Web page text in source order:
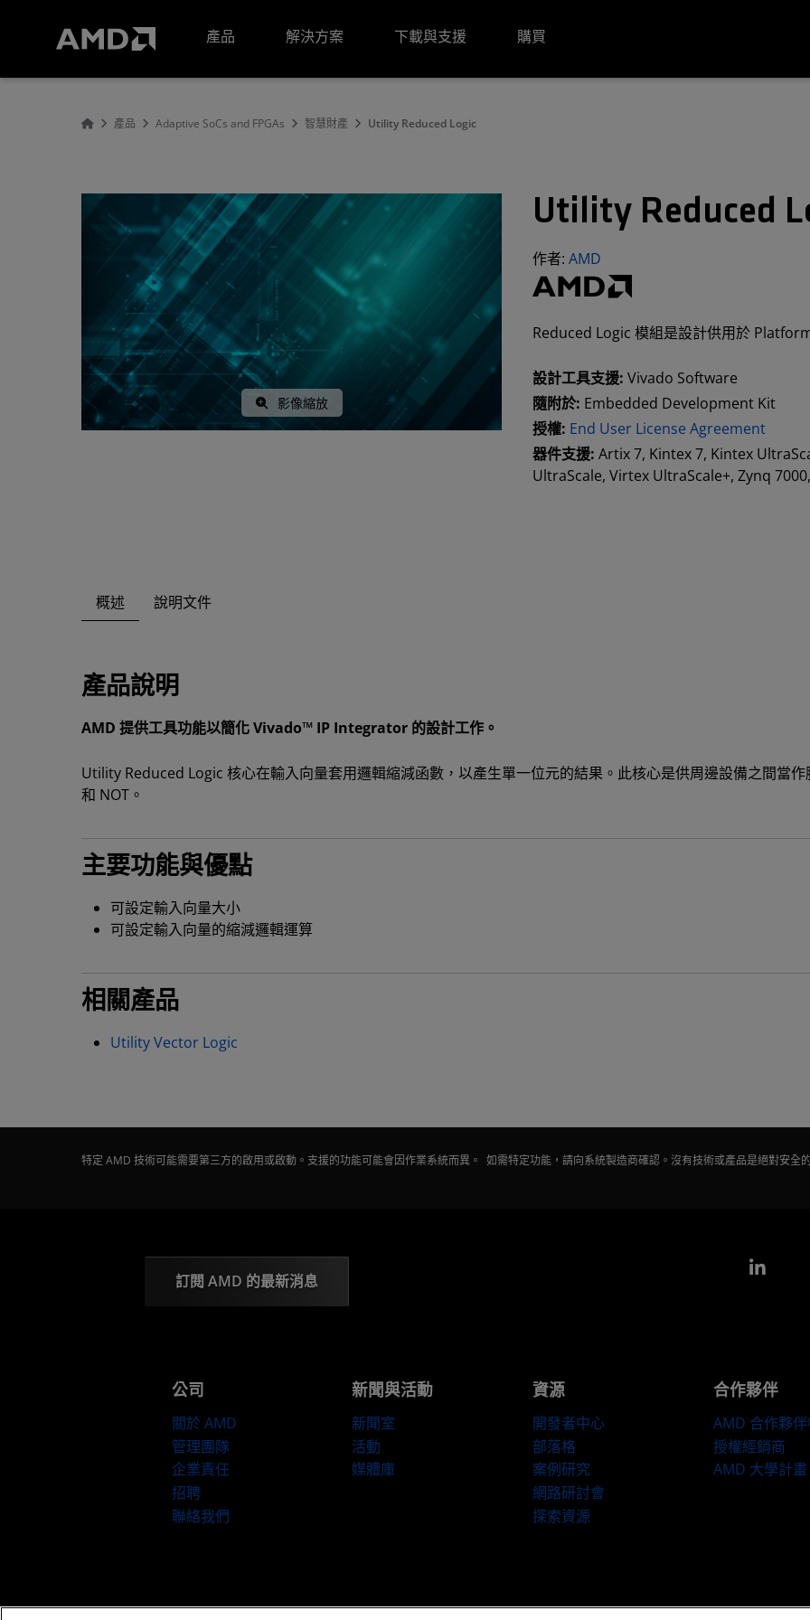
產品
解決方案 下載與支援 購買
產品 Adaptive SoCs and FPGAs 智慧財產 Utility Reduced Logic
影像縮放
Utility Reduced
作者:AMD
Reduced Logic 模組是設計供用於
設計工具支援:Vivado Software
隨附於: Embedded Development Kit
授權: End User License Agreement
器件支援:Artix 7, Kintex 7, Kintex
UltraScale, Virtex UltraScale+, Zynq
概述 說明文件
產品說明
AMD 提供工具功能以簡化 Vivado™ IP Integrator 的設計工作。
Utility Reduced Logic 核心在輸入向量套用邏輯縮減函數，以產生單一位元的結果。此核心是供周邊設備之間當
和 NOT。
主要功能與優點
可設定輸入向量大小
可設定輸入向量的縮減邏輯運算
相關產品
Utility Vector Logic
特定 AMD 技術可能需要第三方的啟用或啟動。支援的功能可能會因作業系統而異。 如需特定功能，請向系統製造商確認。沒有技術或產品是絕對安全
訂閱 AMD 的最新消息
公司
關於 AMD
管理團隊
企業責任
招聘
聯絡我們
新聞與活動
新聞室
活動
媒體庫
資源
開發者中心
部落格
案例研究
網路研討會
探索資源
合作夥伴
AMD 合作夥
授權經銷商
AMD 大學計畫